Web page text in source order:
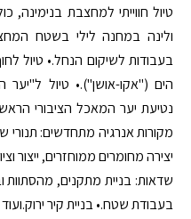
טיול חווייתי למחצבת
ולינה במחנה לילי בשטח
בעבודות לשיקום הנחל.• טיול
הים ("אקו-אושן").• טיול ל"יער
נטיעת יער המאכל הציבורי
מקורות אנרגיה מתחדשים: תנורי
יצירה מחומרים ממוחזרים, ייצור
שדאות: בניית מתקנים, מהסתוות
בעבודת שטח.• בניית קיר ירוק.ועוד